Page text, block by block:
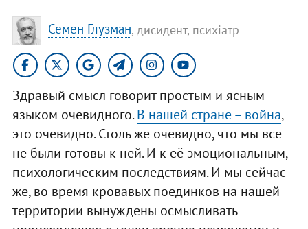
Семен Глузман, дисидент, психіатр
Здравый смысл говорит простым и ясным
языком очевидного.В нашей стране – война,
это очевидно. Столь же очевидно, что мы все
не были готовы к ней. И к её эмоциональным,
психологическим последствиям. И мы сейчас
же, во время кровавых поединков на нашей
территории вынуждены осмысливать